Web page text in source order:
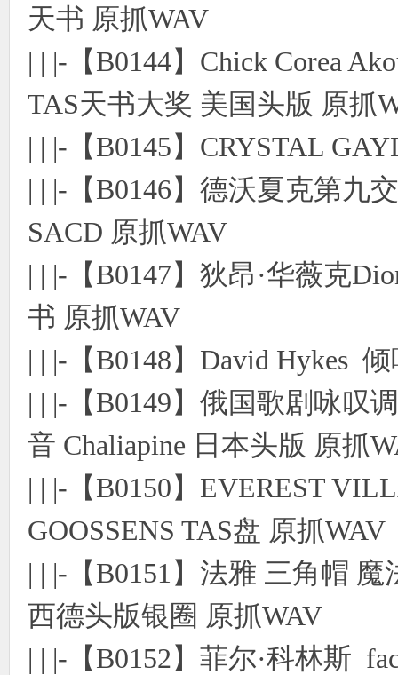
天书 原抓WAV
| | |-【B0144】Chick Corea
TAS天书大奖 美国头版 原抓
| | |-【B0145】CRYSTAL
| | |-【B0146】德沃夏克第九
SACD 原抓WAV
| | |-【B0147】狄昂·华薇克
书 原抓WAV
| | |-【B0148】David Hykes
| | |-【B0149】俄国歌剧咏叹
音 Chaliapine 日本头版 原抓
| | |-【B0150】EVEREST
GOOSSENS TAS盘 原抓WAV
| | |-【B0151】法雅 三角帽
西德头版银圈 原抓WAV
| | |-【B0152】菲尔·科林斯